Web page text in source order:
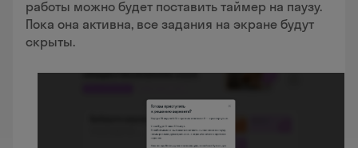
работы можно будет поставить таймер на паузу.
Пока она активна, все задания на экране будут
скрыты.